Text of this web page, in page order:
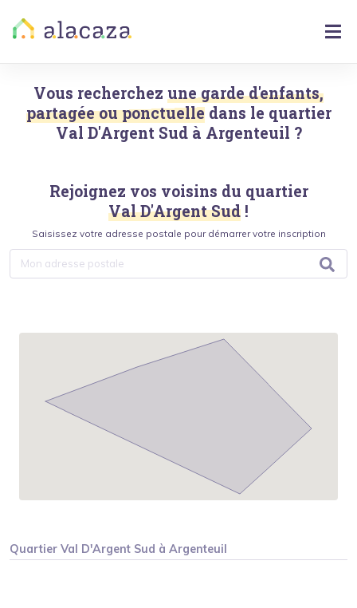
Vous recherchez une garde d'enfants,
partagée ou ponctuelle dans le quartier
Val D'Argent Sud à Argenteuil ?
Rejoignez vos voisins du quartier
Val D'Argent Sud !
Saisissez votre adresse postale pour démarrer votre inscription
QuartierVal D'Argent Sud àArgenteuil